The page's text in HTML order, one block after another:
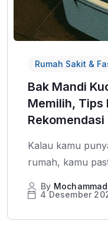
Rumah Sakit &
Bak Mandi
Memilih, Tips
Kalau kamu
rumah, kamu
By
4 Desember